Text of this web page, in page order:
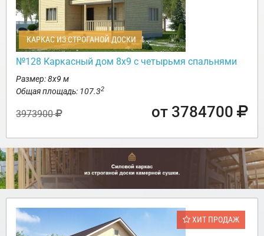
КАРКАС ИЗ СТРОГАНОЙ ДОСКИ
№128 Каркасный дом 8х9 с четырьмя спальнями
Размер: 8х9 м
Общая площадь: 107.32
3973900 от 3784700
ХИТ ПРОДАЖ